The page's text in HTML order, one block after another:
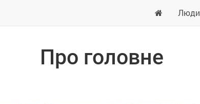
Люди
Про головне